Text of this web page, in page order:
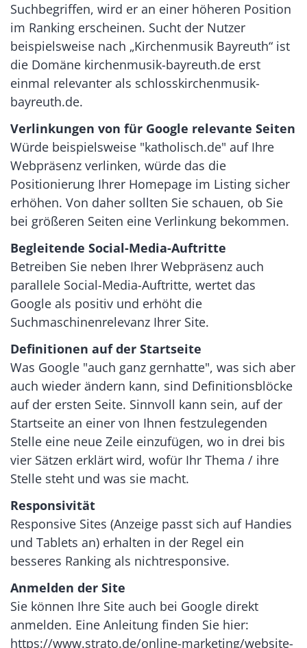
Suchbegriffen, wird er an einer höheren Position
im Ranking erscheinen. Sucht der Nutzer
beispielsweise nach „Kirchenmusik Bayreuth“ ist
die Domäne kirchenmusik-bayreuth.de erst
einmal relevanter als schlosskirchenmusik-
bayreuth.de.
Verlinkungen von für Google relevante Seiten
Würde beispielsweise "katholisch.de" auf Ihre
Webpräsenz verlinken, würde das die
Positionierung Ihrer Homepage im Listing sicher
erhöhen. Von daher sollten Sie schauen, ob Sie
bei größeren Seiten eine Verlinkung bekommen.
Begleitende Social-Media-Auftritte
Betreiben Sie neben Ihrer Webpräsenz auch
parallele Social-Media-Auftritte, wertet das
Google als positiv und erhöht die
Suchmaschinenrelevanz Ihrer Site.
Definitionen auf der Startseite
Was Google "auch ganz gernhatte", was sich aber
auch wieder ändern kann, sind Definitionsblöcke
auf der ersten Seite. Sinnvoll kann sein, auf der
Startseite an einer von Ihnen festzulegenden
Stelle eine neue Zeile einzufügen, wo in drei bis
vier Sätzen erklärt wird, wofür Ihr Thema / ihre
Stelle steht und was sie macht.
Responsivität
Responsive Sites (Anzeige passt sich auf Handies
und Tablets an) erhalten in der Regel ein
besseres Ranking als nichtresponsive.
Anmelden der Site
Sie können Ihre Site auch bei Google direkt
anmelden. Eine Anleitung finden Sie hier:
https://www.strato.de/online-marketing/website-